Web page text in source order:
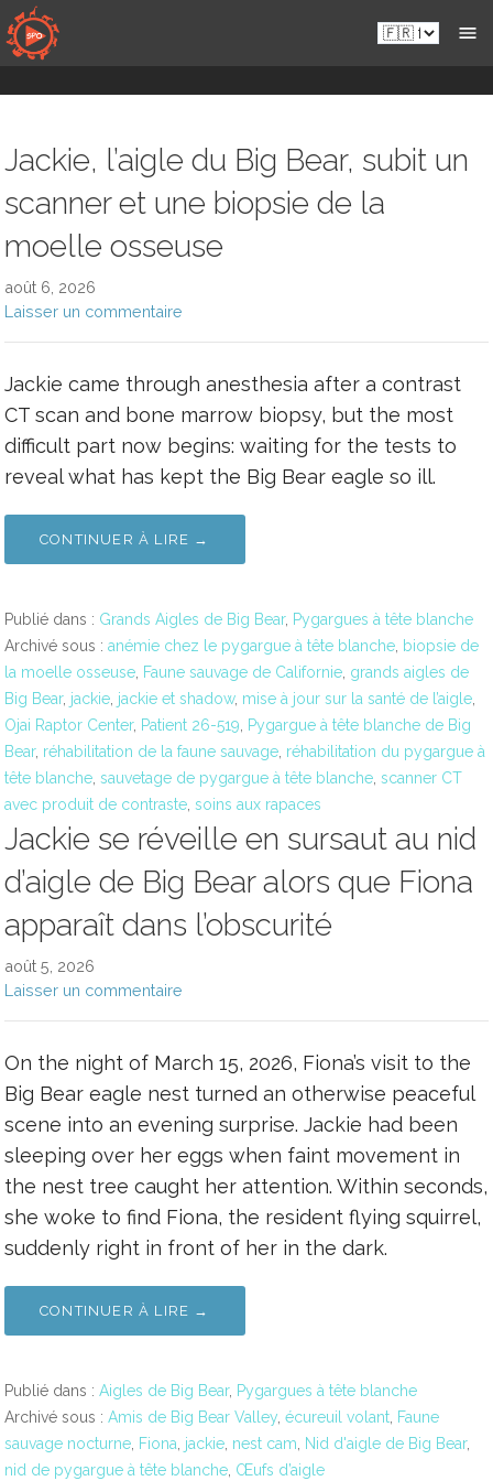
Passer
au
contenu
Fr.sportsmansparadiseonline.com
Jackie, l’aigle du Big Bear, subit un
scanner et une biopsie de la
moelle osseuse
août 6, 2026
Laisser un commentaire
Jackie came through anesthesia after a contrast
CT scan and bone marrow biopsy, but the most
difficult part now begins: waiting for the tests to
reveal what has kept the Big Bear eagle so ill.
CONTINUER À LIRE →
Publié dans : Grands Aigles de Big Bear, Pygargues à tête blanche
Archivé sous : anémie chez le pygargue à tête blanche biopsie de
la moelle osseuse Faune sauvage de Californie grands aigles de
Big Bear, jackie jackie et shadow, mise à jour sur la santé de l’aigle
Ojai Raptor Center, Patient 26-519
Pygargue à tête blanche de Big
Bear, réhabilitation de la faune sauvage réhabilitation du pygargue à
tête blanche sauvetage de pygargue à tête blanche scanner CT
avec produit de contraste soins aux rapaces
Jackie se réveille en sursaut au nid
d’aigle de Big Bear alors que Fiona
apparaît dans l’obscurité
août 5, 2026
Laisser un commentaire
On the night of March 15, 2026, Fiona’s visit to the
Big Bear eagle nest turned an otherwise peaceful
scene into an evening surprise. Jackie had been
sleeping over her eggs when faint movement in
the nest tree caught her attention. Within seconds,
she woke to find Fiona, the resident flying squirrel,
suddenly right in front of her in the dark.
CONTINUER À LIRE →
Publié dans : Aigles de Big Bear, Pygargues à tête blanche
Archivé sous : Amis de Big Bear Valley écureuil volant Faune
sauvage nocturne Fiona jackie nest cam Nid d'aigle de Big Bear,
nid de pygargue à tête blanche Œufs d’aigle